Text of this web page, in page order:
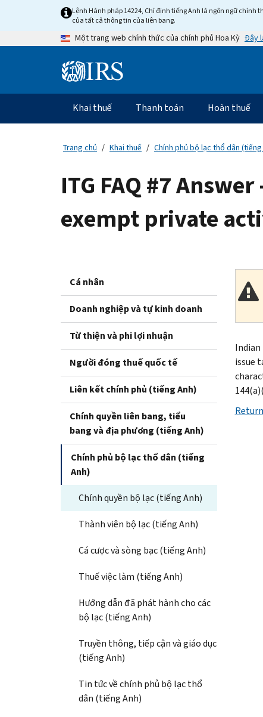
content
Lệnh Hành pháp 14224, Chỉ định tiếng Anh là ngôn ngữ
của tất cả thông tin của liên bang.
Một trang web chính thức của chính phủ Hoa Kỳ Đây
Information
Điều
hướng
chính
Khai thuế Thanh toán Hoàn thuế
Trang chủ Khai thuế Chính phủ bộ lạc thổ dân (tiếng
ITG FAQ #7
exempt private
Cá nhân
Doanh nghiệp và tự kinh doanh
Từ thiện và phi lợi nhuận
Người đóng thuế quốc tế
Liên kết chính phủ (tiếng Anh)
Chính quyền liên bang, tiểu
bang và địa phương (tiếng Anh)
Chính phủ bộ lạc thổ dân (tiếng
Anh)
Chính quyền bộ lạc (tiếng Anh)
Thành viên bộ lạc (tiếng Anh)
Cá cược và sòng bạc (tiếng Anh)
Thuế việc làm (tiếng Anh)
Hướng dẫn đã phát hành cho các
bộ lạc (tiếng Anh)
Truyền thông, tiếp cận và giáo dục
(tiếng Anh)
Tin tức về chính phủ bộ lạc thổ
dân (tiếng Anh)
issue